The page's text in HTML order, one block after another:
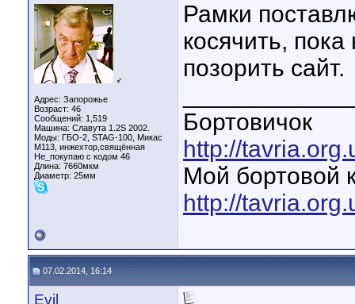
♂
Адрес: Запорожье
Возраст: 46
Сообщений: 1,519
Машина: Славута 1.2S 2002.
Моды: ГБО-2, STAG-100, Микас
М113, инжехтор,свящённая
Не_покупаю с кодом 46
Длина: 7660мкм
Диаметр: 25мм
Рамки
косячить,
позорить сайт.
Бортовичок
http://
Мой бортовой
http://
07.02.2014, 16:14
Evil